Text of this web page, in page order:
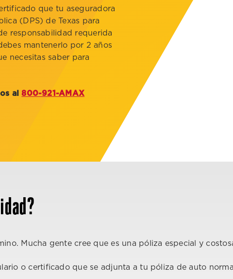
que tu aseguradora
(DPS) de Texas para
responsabilidad requerida
mantenerlo por 2 años
necesitas saber para
al800-921-AMAX
Mucha gente cree que es una póliza especial y
o certificado que se adjunta a tu póliza de auto